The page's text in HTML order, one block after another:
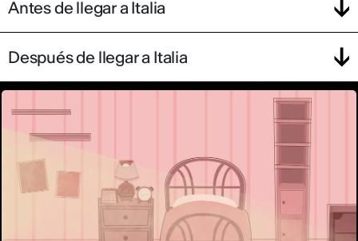
Antes de llegar a Italia
Después de llegar a Italia